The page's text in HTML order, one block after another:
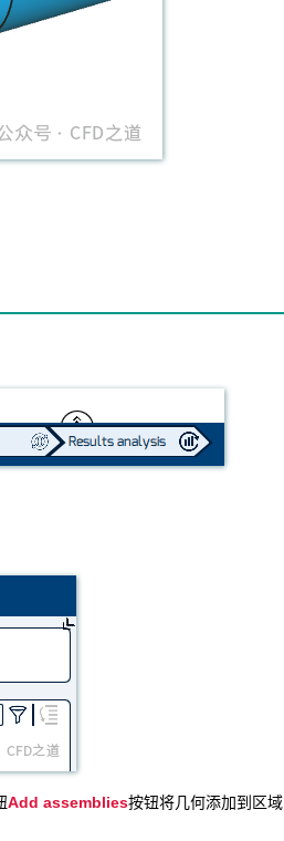
Add assemblies按钮将几何添加到区域